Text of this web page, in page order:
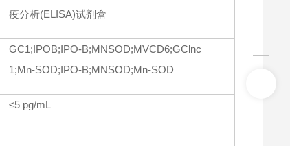
疫分析(ELISA)试剂盒
GC1;IPOB;IPO-B;MNSOD;MVCD6;GClnc
1;Mn-SOD;IPO-B;MNSOD;Mn-SOD
≤5 pg/mL